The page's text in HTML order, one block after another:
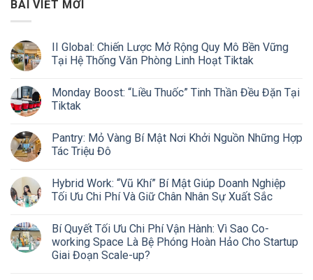
BÀI VIẾT MỚI
II Global: Chiến Lược Mở Rộng Quy Mô Bền Vững
Tại Hệ Thống Văn Phòng Linh Hoạt Tiktak
Monday Boost: “Liều Thuốc” Tinh Thần Đều Đặn Tại
Tiktak
Pantry: Mỏ Vàng Bí Mật Nơi Khởi Nguồn Những Hợp
Tác Triệu Đô
Hybrid Work: “Vũ Khí” Bí Mật Giúp Doanh Nghiệp
Tối Ưu Chi Phí Và Giữ Chân Nhân Sự Xuất Sắc
Bí Quyết Tối Ưu Chi Phí Vận Hành: Vì Sao Co-
working Space Là Bệ Phóng Hoàn Hảo Cho Startup
Giai Đoạn Scale-up?